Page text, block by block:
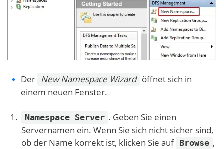
Der New Namespace Wizard öffnet sich in
einem neuen Fenster.
Namespace Server . Geben Sie einen
Servernamen ein. Wenn Sie sich nicht sicher sind,
ob der Name korrekt ist, klicken Sie auf Browse ,